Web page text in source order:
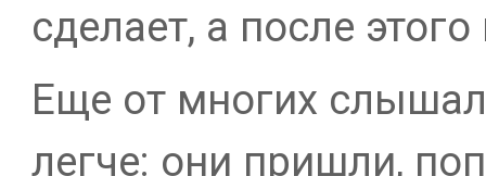
сделает, а после
Еще от многих
легче: они пришли,